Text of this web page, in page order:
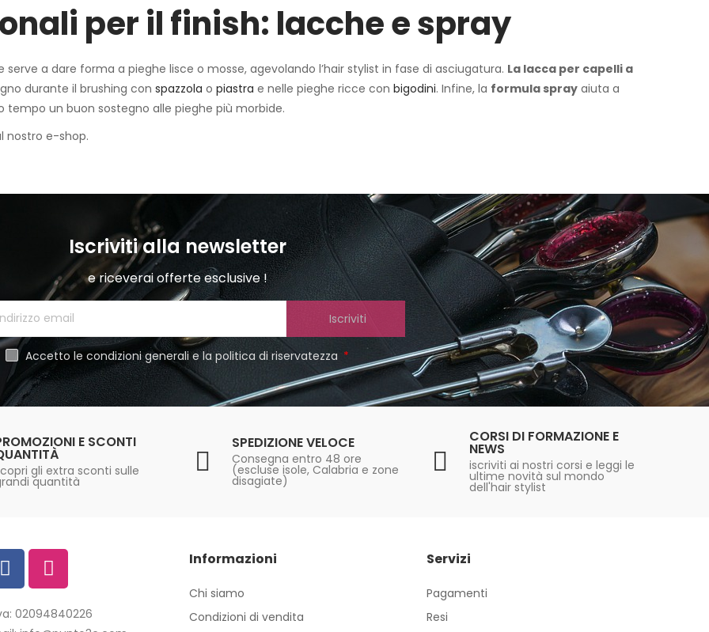
per il finish: lacche e spray
a dare forma a pieghe lisce o mosse, agevolando l’hair stylist in fase di asciugatura. La lacca per capelli a
durante il brushing con spazzola o piastra e nelle pieghe ricce con bigodini. Infine, la formula spray aiuta a
tempo un buon sostegno alle pieghe più morbide.
nostro e-shop.
Iscriviti alla newsletter
e riceverai offerte esclusive !
Iscriviti
Accetto le condizioni generali e la politica di riservatezza
E SCONTI
gli extra sconti sulle
quantità
SPEDIZIONE VELOCE
Consegna entro 48 ore
(escluse isole, Calabria e zone
disagiate)
CORSI DI FORMAZIONE E
NEWS
iscriviti ai nostri corsi e leggi le
ultime novità sul mondo
dell'hair stylist
02094840226
Informazioni
Chi siamo
Condizioni di vendita
Servizi
Pagamenti
Resi